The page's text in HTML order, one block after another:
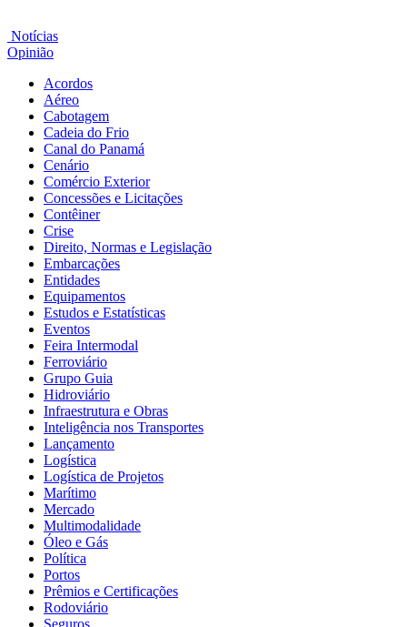
Notícias
Opinião
Acordos
Aéreo
Cabotagem
Cadeia do Frio
Canal do Panamá
Cenário
Comércio Exterior
Concessões e Licitações
Contêiner
Crise
Direito, Normas e Legislação
Embarcações
Entidades
Equipamentos
Estudos e Estatísticas
Eventos
Feira Intermodal
Ferroviário
Grupo Guia
Hidroviário
Infraestrutura e Obras
Inteligência nos Transportes
Lançamento
Logística
Logística de Projetos
Marítimo
Mercado
Multimodalidade
Óleo e Gás
Política
Portos
Prêmios e Certificações
Rodoviário
Seguros